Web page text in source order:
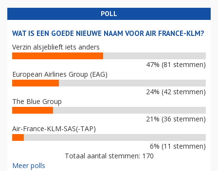
POLL
WAT IS EEN GOEDE NIEUWE NAAM VOOR AIR FRANCE-KLM?
Verzin alsjeblieft iets anders
47% (81 stemmen)
European Airlines Group (EAG)
24% (42 stemmen)
The Blue Group
21% (36 stemmen)
Air-France-KLM-SAS(-TAP)
6% (11 stemmen)
Totaal aantal stemmen: 170
Meer polls